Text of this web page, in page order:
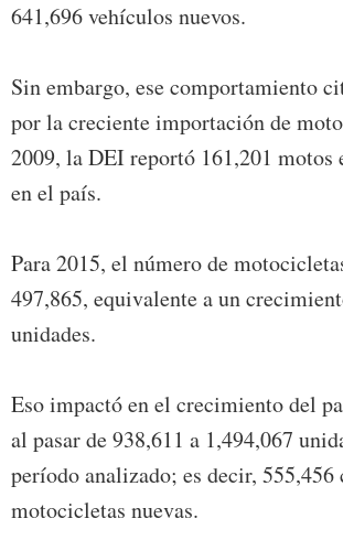
641,696 vehículos nuevos.
Sin embargo, ese comportamiento
por la creciente importación de
2009, la DEI reportó 161,201 motos
en el país.
Para 2015, el número de
497,865, equivalente a un
unidades.
Eso impactó en el crecimiento del
al pasar de 938,611 a 1,494,067
período analizado; es decir, 555,456
motocicletas nuevas.